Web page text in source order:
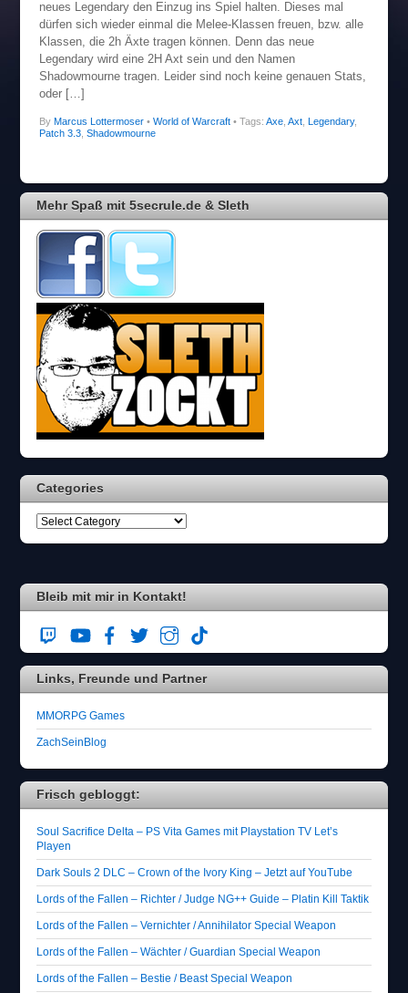
neues Legendary den Einzug ins Spiel halten. Dieses mal
dürfen sich wieder einmal die Melee-Klassen freuen, bzw. alle
Klassen, die 2h Äxte tragen können. Denn das neue
Legendary wird eine 2H Axt sein und den Namen
Shadowmourne tragen. Leider sind noch keine genauen Stats,
oder […]
By Marcus Lottermoser• World of Warcraft • Tags: Axe, Axt, Legendary,
Patch 3.3, Shadowmourne
Mehr Spaß mit 5secrule.de & Sleth
Categories
Bleib mit mir in Kontakt!
Links, Freunde und Partner
MMORPG Games
ZachSeinBlog
Frisch gebloggt:
Soul Sacrifice Delta – PS Vita Games mit Playstation TV Let’s
Playen
Dark Souls 2 DLC – Crown of the Ivory King – Jetzt auf YouTube
Lords of the Fallen – Richter / Judge NG++ Guide – Platin Kill Taktik
Lords of the Fallen – Vernichter / Annihilator Special Weapon
Lords of the Fallen – Wächter / Guardian Special Weapon
Lords of the Fallen – Bestie / Beast Special Weapon